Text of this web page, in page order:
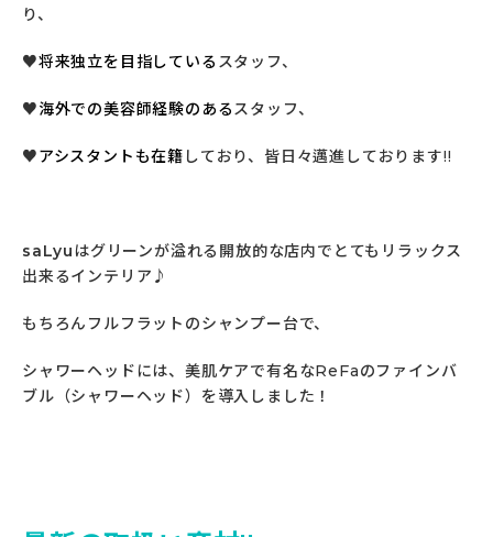
り、
♥将来独立を目指している スタッフ、
♥海外での美容師経験のあるスタッフ、
♥アシスタントも在籍 しており、皆日々邁進しております!!
saLyuはグリーンが溢れる開放的な店内でとてもリラックス
出来るインテリア♪
もちろんフルフラットのシャンプー台で、
シャワーヘッドには、美肌ケアで有名なReFaのファインバ
ブル（シャワーヘッド）を導入しました！